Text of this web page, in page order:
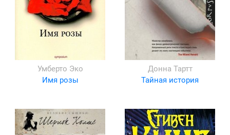
Умберто Эко
Имя розы
Донна Тартт
Тайная история